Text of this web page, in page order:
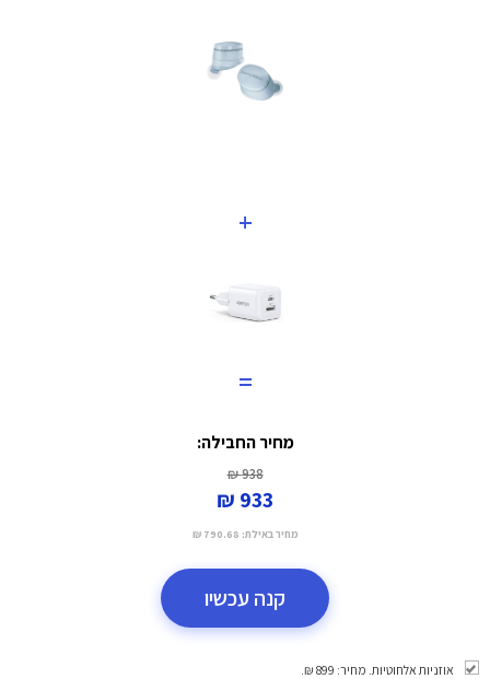
+
=
מחיר החבילה:
938 ₪
933 ₪
מחיר באילת: 790.68 ₪
קנה עכשיו
אוזניות אלחוטיות. מחיר: 899 ₪.